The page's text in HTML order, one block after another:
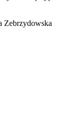
Zebrzydowska